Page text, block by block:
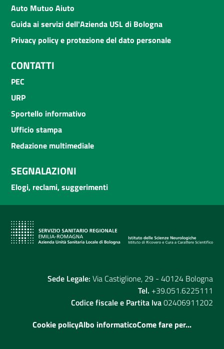
Auto Mutuo Aiuto
Guida ai servizi dell'Azienda USL di Bologna
Privacy policy e protezione del dato personale
CONTATTI
PEC
URP
Sportello informativo
Ufficio stampa
Redazione multimediale
SEGNALAZIONI
Elogi, reclami, suggerimenti
Sede Legale: Via Castiglione, 29 - 40124 Bologna
Tel. +39.051.6225111
Codice fiscale e Partita Iva02406911202
Cookie policyAlbo informaticoCome fare per...